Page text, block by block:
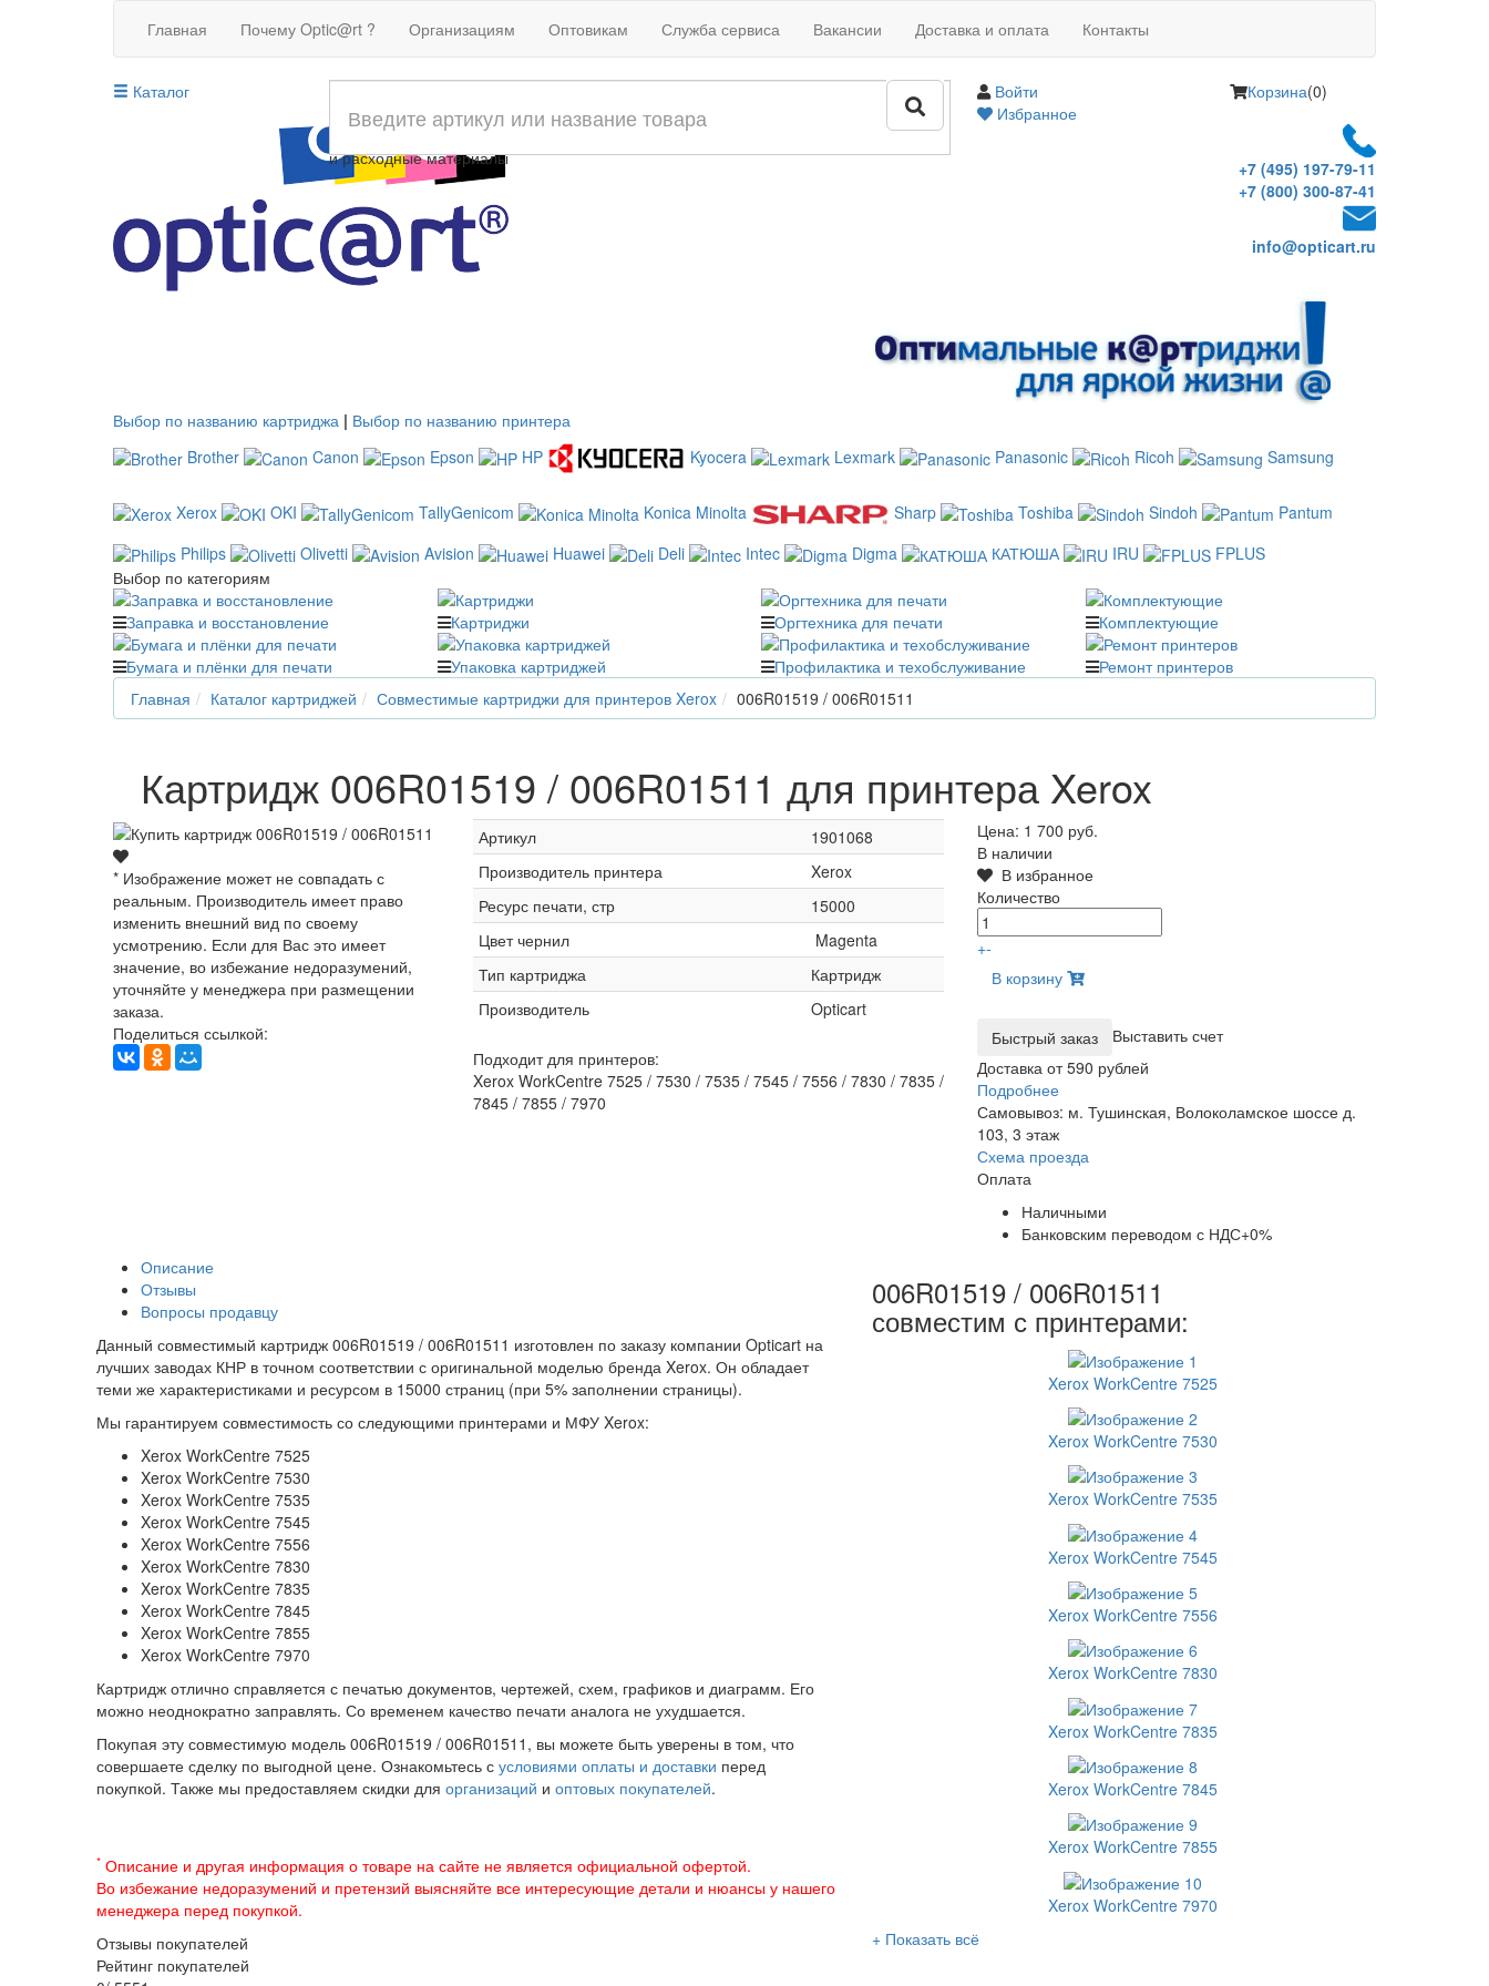
Главная Почему Optic@rt ? Организациям Оптовикам Служба сервиса Вакансии Доставка и оплата Контакты
Каталог
Войти
Избранное
Корзина(0)
Совместимые картриджи
и расходные материалы
+7 (495) 197-79-11
+7 (800) 300-87-41
info@opticart.ru
Выбор по названию картриджа | Выбор по названию принтера
Brother
Canon Epson HP Kyocera Lexmark Panasonic Ricoh Samsung
Xerox OKI TallyGenicom Konica Minolta Sharp Toshiba Sindoh
Pantum
Philips
Olivetti Avision Huawei Deli Intec Digma КАТЮША IRU
FPLUS
Выбор по категориям
Заправка и восстановление
Картриджи Оргтехника для печати
Комплектующие
Бумага и плёнки для печати
Упаковка картриджей Профилактика и техобслуживание
Ремонт принтеров
Главная
Каталог картриджей Совместимые картриджи для принтеров Xerox 006R01519 / 006R01511
Картридж 006R01519 / 006R01511 для принтера Xerox
* Изображение может не совпадать с
реальным. Производитель имеет право
изменить внешний вид по своему
усмотрению. Если для Вас это имеет
значение, во избежание недоразумений,
уточняйте у менеджера при размещении
заказа.
Поделиться ссылкой:
Артикул
1901068
Производитель принтера
Xerox
Ресурс печати, стр
15000
Цвет чернил
Magenta
Тип картриджа
Картридж
Производитель
Opticart
Подходит для принтеров:
Xerox WorkCentre 7525 / 7530 / 7535 / 7545 / 7556 / 7830 / 7835 /
7845 / 7855 / 7970
Цена: 1 700 руб.
В наличии
В избранное
Количество
+-
В корзину
Выставить счет
Доставка от 590 рублей
Подробнее
Самовывоз: м. Тушинская, Волоколамское шоссе д.
103, 3 этаж
Схема проезда
Оплата
Наличными
Банковским переводом с НДС+0%
Описание
Отзывы
Вопросы продавцу
Данный совместимый картридж 006R01519 / 006R01511 изготовлен по заказу компании Opticart на
лучших заводах КНР в точном соответствии с оригинальной моделью бренда Xerox. Он обладает
теми же характеристиками и ресурсом в 15000 страниц (при 5% заполнении страницы).
Мы гарантируем совместимость со следующими принтерами и МФУ Xerox:
Xerox WorkCentre 7525
Xerox WorkCentre 7530
Xerox WorkCentre 7535
Xerox WorkCentre 7545
Xerox WorkCentre 7556
Xerox WorkCentre 7830
Xerox WorkCentre 7835
Xerox WorkCentre 7845
Xerox WorkCentre 7855
Xerox WorkCentre 7970
Картридж отлично справляется с печатью документов, чертежей, схем, графиков и диаграмм. Его
можно неоднократно заправлять. Со временем качество печати аналога не ухудшается.
Покупая эту совместимую модель 006R01519 / 006R01511, вы можете быть уверены в том, что
совершаете сделку по выгодной цене. Ознакомьтесь с условиями оплаты и доставки перед
покупкой. Также мы предоставляем скидки для организаций и оптовых покупателей.
* Описание и другая информация о товаре на сайте не является официальной офертой.
Во избежание недоразумений и претензий выясняйте все интересующие детали и нюансы у нашего
менеджера перед покупкой.
Отзывы покупателей
Рейтинг покупателей
006R01519 / 006R01511
совместим с принтерами:
Xerox WorkCentre 7525
Xerox WorkCentre 7530
Xerox WorkCentre 7535
Xerox WorkCentre 7545
Xerox WorkCentre 7556
Xerox WorkCentre 7830
Xerox WorkCentre 7835
Xerox WorkCentre 7845
Xerox WorkCentre 7855
Xerox WorkCentre 7970
+ Показать всё